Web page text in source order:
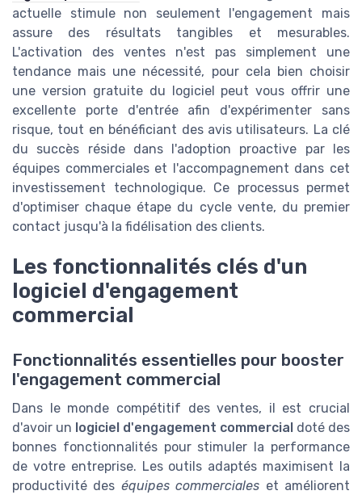
actuelle stimule non seulement l'engagement mais
assure des résultats tangibles et mesurables.
L'activation des ventes n'est pas simplement une
tendance mais une nécessité, pour cela bien choisir
une version gratuite du logiciel peut vous offrir une
excellente porte d'entrée afin d'expérimenter sans
risque, tout en bénéficiant des avis utilisateurs. La clé
du succès réside dans l'adoption proactive par les
équipes commerciales et l'accompagnement dans cet
investissement technologique. Ce processus permet
d'optimiser chaque étape du cycle vente, du premier
contact jusqu'à la fidélisation des clients.
Les fonctionnalités clés d'un
logiciel d'engagement
commercial
Fonctionnalités essentielles pour booster
l'engagement commercial
Dans le monde compétitif des ventes, il est crucial
d'avoir un logiciel d'engagement commercial doté des
bonnes fonctionnalités pour stimuler la performance
de votre entreprise. Les outils adaptés maximisent la
productivité des équipes commerciales et améliorent